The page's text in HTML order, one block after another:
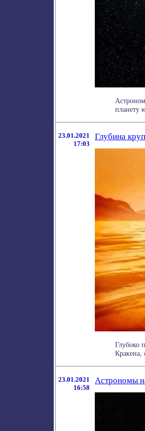
планету
23.01.2021
17:03
Глубина
Глубоко
Кракена,
23.01.2021
16:58
Астрономы